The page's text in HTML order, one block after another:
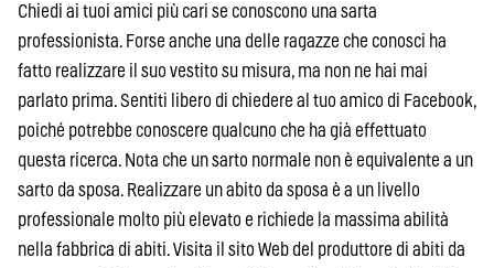
Chiedi ai tuoi amici più cari se conoscono una sarta
professionista. Forse anche una delle ragazze che conosci ha
fatto realizzare il suo vestito su misura, ma non ne hai mai
parlato prima. Sentiti libero di chiedere al tuo amico di Facebook,
poiché potrebbe conoscere qualcuno che ha già effettuato
questa ricerca. Nota che un sarto normale non è equivalente a un
sarto da sposa. Realizzare un abito da sposa è a un livello
professionale molto più elevato e richiede la massima abilità
nella fabbrica di abiti. Visita il sito Web del produttore di abiti da